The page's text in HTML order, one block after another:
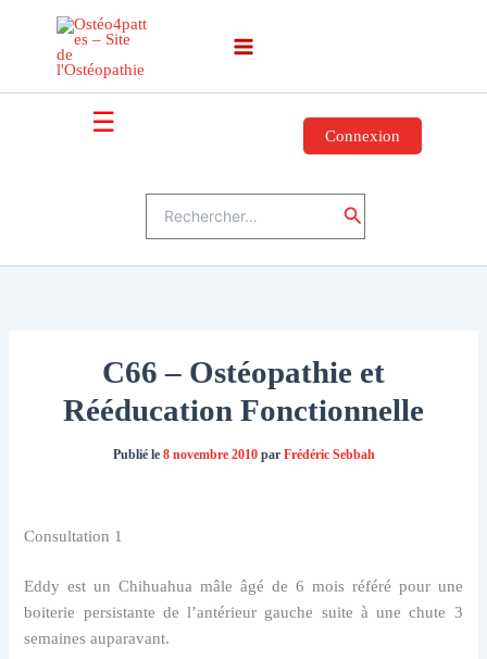
☰ Connexion
Rechercher
C66 – Ostéopathie et
Rééducation Fonctionnelle
Publié le 8 novembre 2010par Frédéric Sebbah
Consultation 1
Eddy est un Chihuahua mâle âgé de 6 mois référé pour une
boiterie persistante de l’antérieur gauche suite à une chute 3
semaines auparavant.